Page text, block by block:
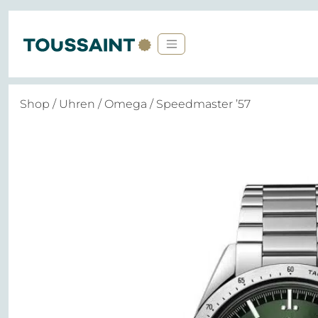
Shop / Uhren / Omega / Speedmaster ’57